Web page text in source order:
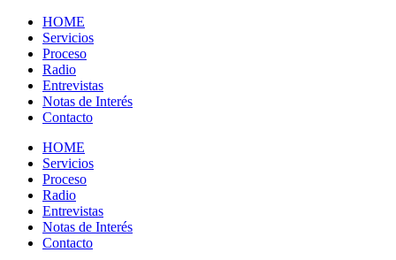
HOME
Servicios
Proceso
Radio
Entrevistas
Notas de Interés
Contacto
HOME
Servicios
Proceso
Radio
Entrevistas
Notas de Interés
Contacto